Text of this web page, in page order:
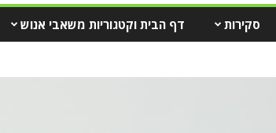
סקירות דף הבית וקטגוריות משאבי אנוש